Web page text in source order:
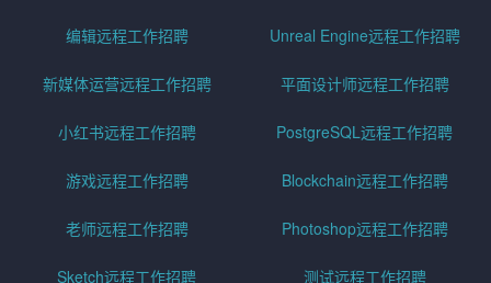
编辑远程工作招聘 Unreal Engine远程工作招聘
新媒体运营远程工作招聘 平面设计师远程工作招聘
小红书远程工作招聘 PostgreSQL远程工作招聘
游戏远程工作招聘 Blockchain远程工作招聘
老师远程工作招聘 Photoshop远程工作招聘
Sketch远程工作招聘 测试远程工作招聘